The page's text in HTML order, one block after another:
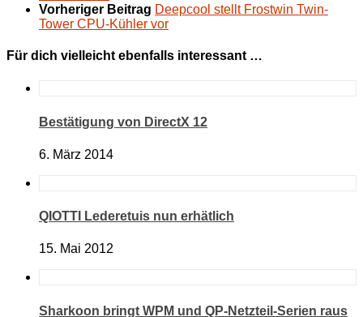
Vorheriger Beitrag Deepcool stellt Frostwin Twin-
Tower CPU-Kühler vor
Für dich vielleicht ebenfalls interessant …
Bestätigung von DirectX 12
6. März 2014
QIOTTI Lederetuis nun erhätlich
15. Mai 2012
Sharkoon bringt WPM und QP-Netzteil-Serien raus